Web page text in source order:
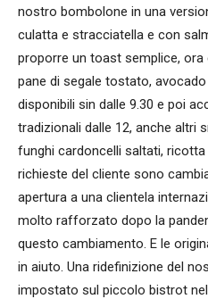
nostro bombolone in una
culatta e stracciatella e con
proporre un toast semplice, ora
pane di segale tostato,
disponibili sin dalle 9.30 e poi
tradizionali dalle 12, anche altri
funghi cardoncelli saltati,
richieste del cliente sono
apertura a una clientela
molto rafforzato dopo la
questo cambiamento. E le
in aiuto. Una ridefinizione del
impostato sul piccolo bistrot